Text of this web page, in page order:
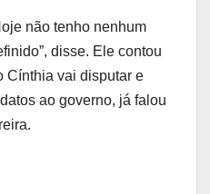
não tenho nenhum
disse. Ele contou
Cínthia vai disputar e
ao governo, já falou